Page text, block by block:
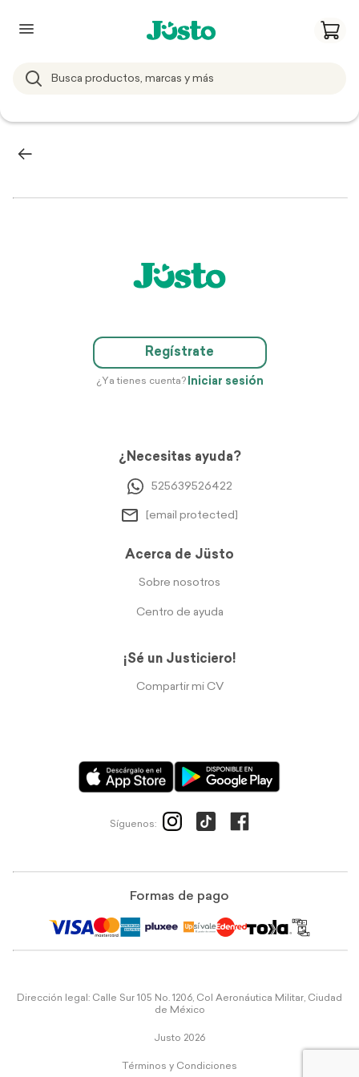
Regístrate
¿Ya tienes cuenta? Iniciar sesión
¿Necesitas ayuda?
525639526422
[email protected]
Acerca de Jüsto
Sobre nosotros
Centro de ayuda
¡Sé un Justiciero!
Compartir mi CV
Síguenos:
Formas de pago
Dirección legal: Calle Sur 105 No. 1206, Col Aeronáutica Militar, Ciudad
de México
Justo 2026
Términos y Condiciones